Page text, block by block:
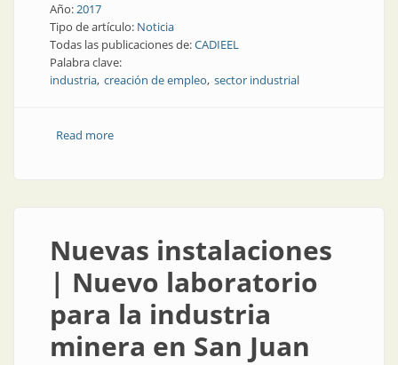
Año:2017
Tipo de artículo: Noticia
Todas las publicaciones de:CADIEEL
Palabra clave:
industria creación de empleo sector industrial
Read moreabout Entidades representativas | Expectativas de la
Nuevas instalaciones
| Nuevo laboratorio
para la industria
minera en San Juan